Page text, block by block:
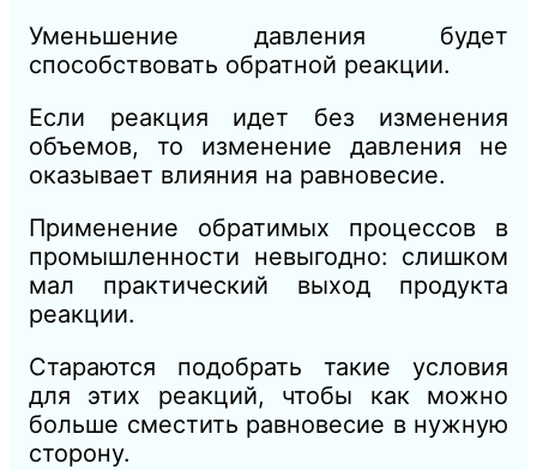
Уменьшение давления будет
способствовать обратной реакции.
Если реакция идет без изменения
объемов, то изменение давления не
оказывает влияния на равновесие.
Применение обратимых процессов в
промышленности невыгодно: слишком
мал практический выход продукта
реакции.
Стараются подобрать такие условия
для этих реакций, чтобы как можно
больше сместить равновесие в нужную
сторону.